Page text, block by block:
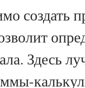
создать
Здесь